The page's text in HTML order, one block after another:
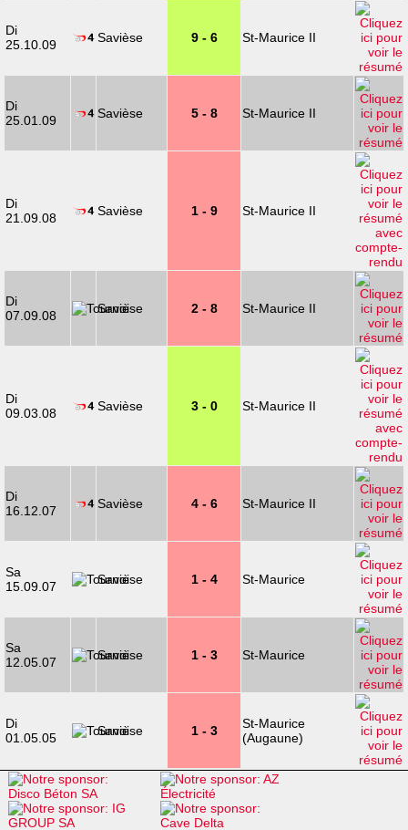
Di
25.10.09
Savièse 9 - 6 St-Maurice II
Di
25.01.09
Savièse 5 - 8 St-Maurice II
Di
21.09.08
Savièse 1 - 9 St-Maurice II
Di
07.09.08
Savièse 2 - 8 St-Maurice II
Di
09.03.08
Savièse 3 - 0 St-Maurice II
Di
16.12.07
Savièse 4 - 6 St-Maurice II
Sa
15.09.07
Savièse 1 - 4 St-Maurice
Sa
12.05.07
Savièse 1 - 3 St-Maurice
Di
01.05.05
Savièse 1 - 3
St-Maurice
(Augaune)